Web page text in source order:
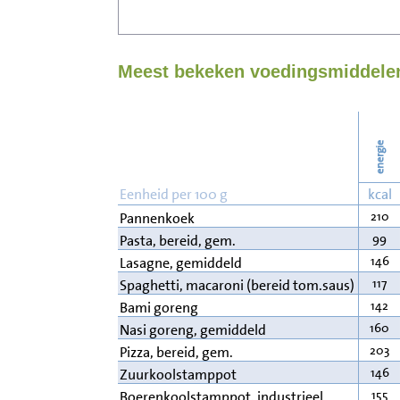
Meest bekeken
energie
Eenheid per 100 g kcal
Pannenkoek
210
Pasta, bereid, gem. 99
Lasagne, gemiddeld 146
Spaghetti, macaroni (bereid tom.saus) 117
Bami goreng 142
Nasi goreng, gemiddeld 160
Pizza, bereid, gem. 203
Zuurkoolstamppot 146
155